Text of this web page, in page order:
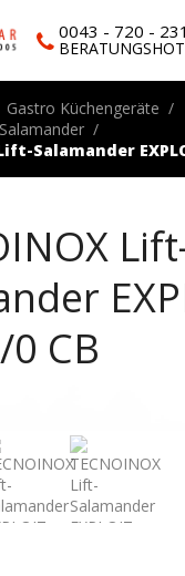
0043 - 720 -
Gastro Küchengeräte
Salamander
0 CB